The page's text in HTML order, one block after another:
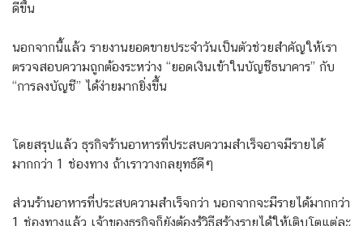
ดีขึ้น
นอกจากนี้แล้ว รายงานยอดขายประจำวันเป็นตัวช่วยสำคัญให้เรา
ตรวจสอบความถูกต้องระหว่าง “ยอดเงินเข้าในบัญชีธนาคาร” กับ
“การลงบัญชี” ได้ง่ายมากยิ่งขึ้น
โดยสรุปแล้ว ธุรกิจร้านอาหารที่ประสบความสำเร็จอาจมีรายได้
มากกว่า 1 ช่องทาง ถ้าเราวางกลยุทธ์ดีๆ
ส่วนร้านอาหารที่ประสบความสำเร็จกว่า นอกจากจะมีรายได้มากกว่า
1 ช่องทางแล้ว เจ้าของธุรกิจก็ยังต้องรู้วิธีสร้างรายได้ให้เติบโตแต่ละ